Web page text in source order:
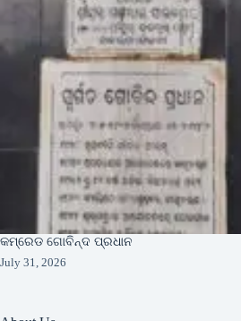
କମ୍ରେଡ ଗୋବିନ୍ଦ ପ୍ରଧାନ
July 31, 2026